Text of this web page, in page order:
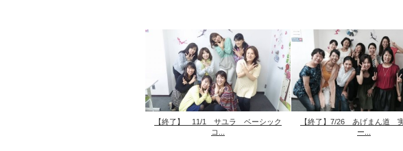
【終了】 11/1 サユラ ベーシック
コ...
【終了】7/26 あげまん道
ー...